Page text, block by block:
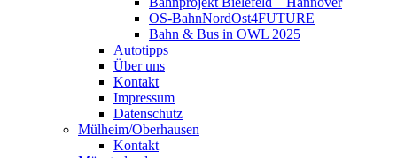
OS-BahnNordOst4FUTURE
Bahn & Bus in OWL 2025
Autotipps
Über uns
Kontakt
Impressum
Datenschutz
Mülheim/Oberhausen
Kontakt